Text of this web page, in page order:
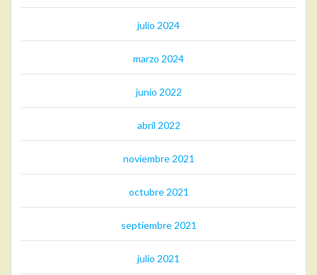
julio 2024
marzo 2024
junio 2022
abril 2022
noviembre 2021
octubre 2021
septiembre 2021
julio 2021